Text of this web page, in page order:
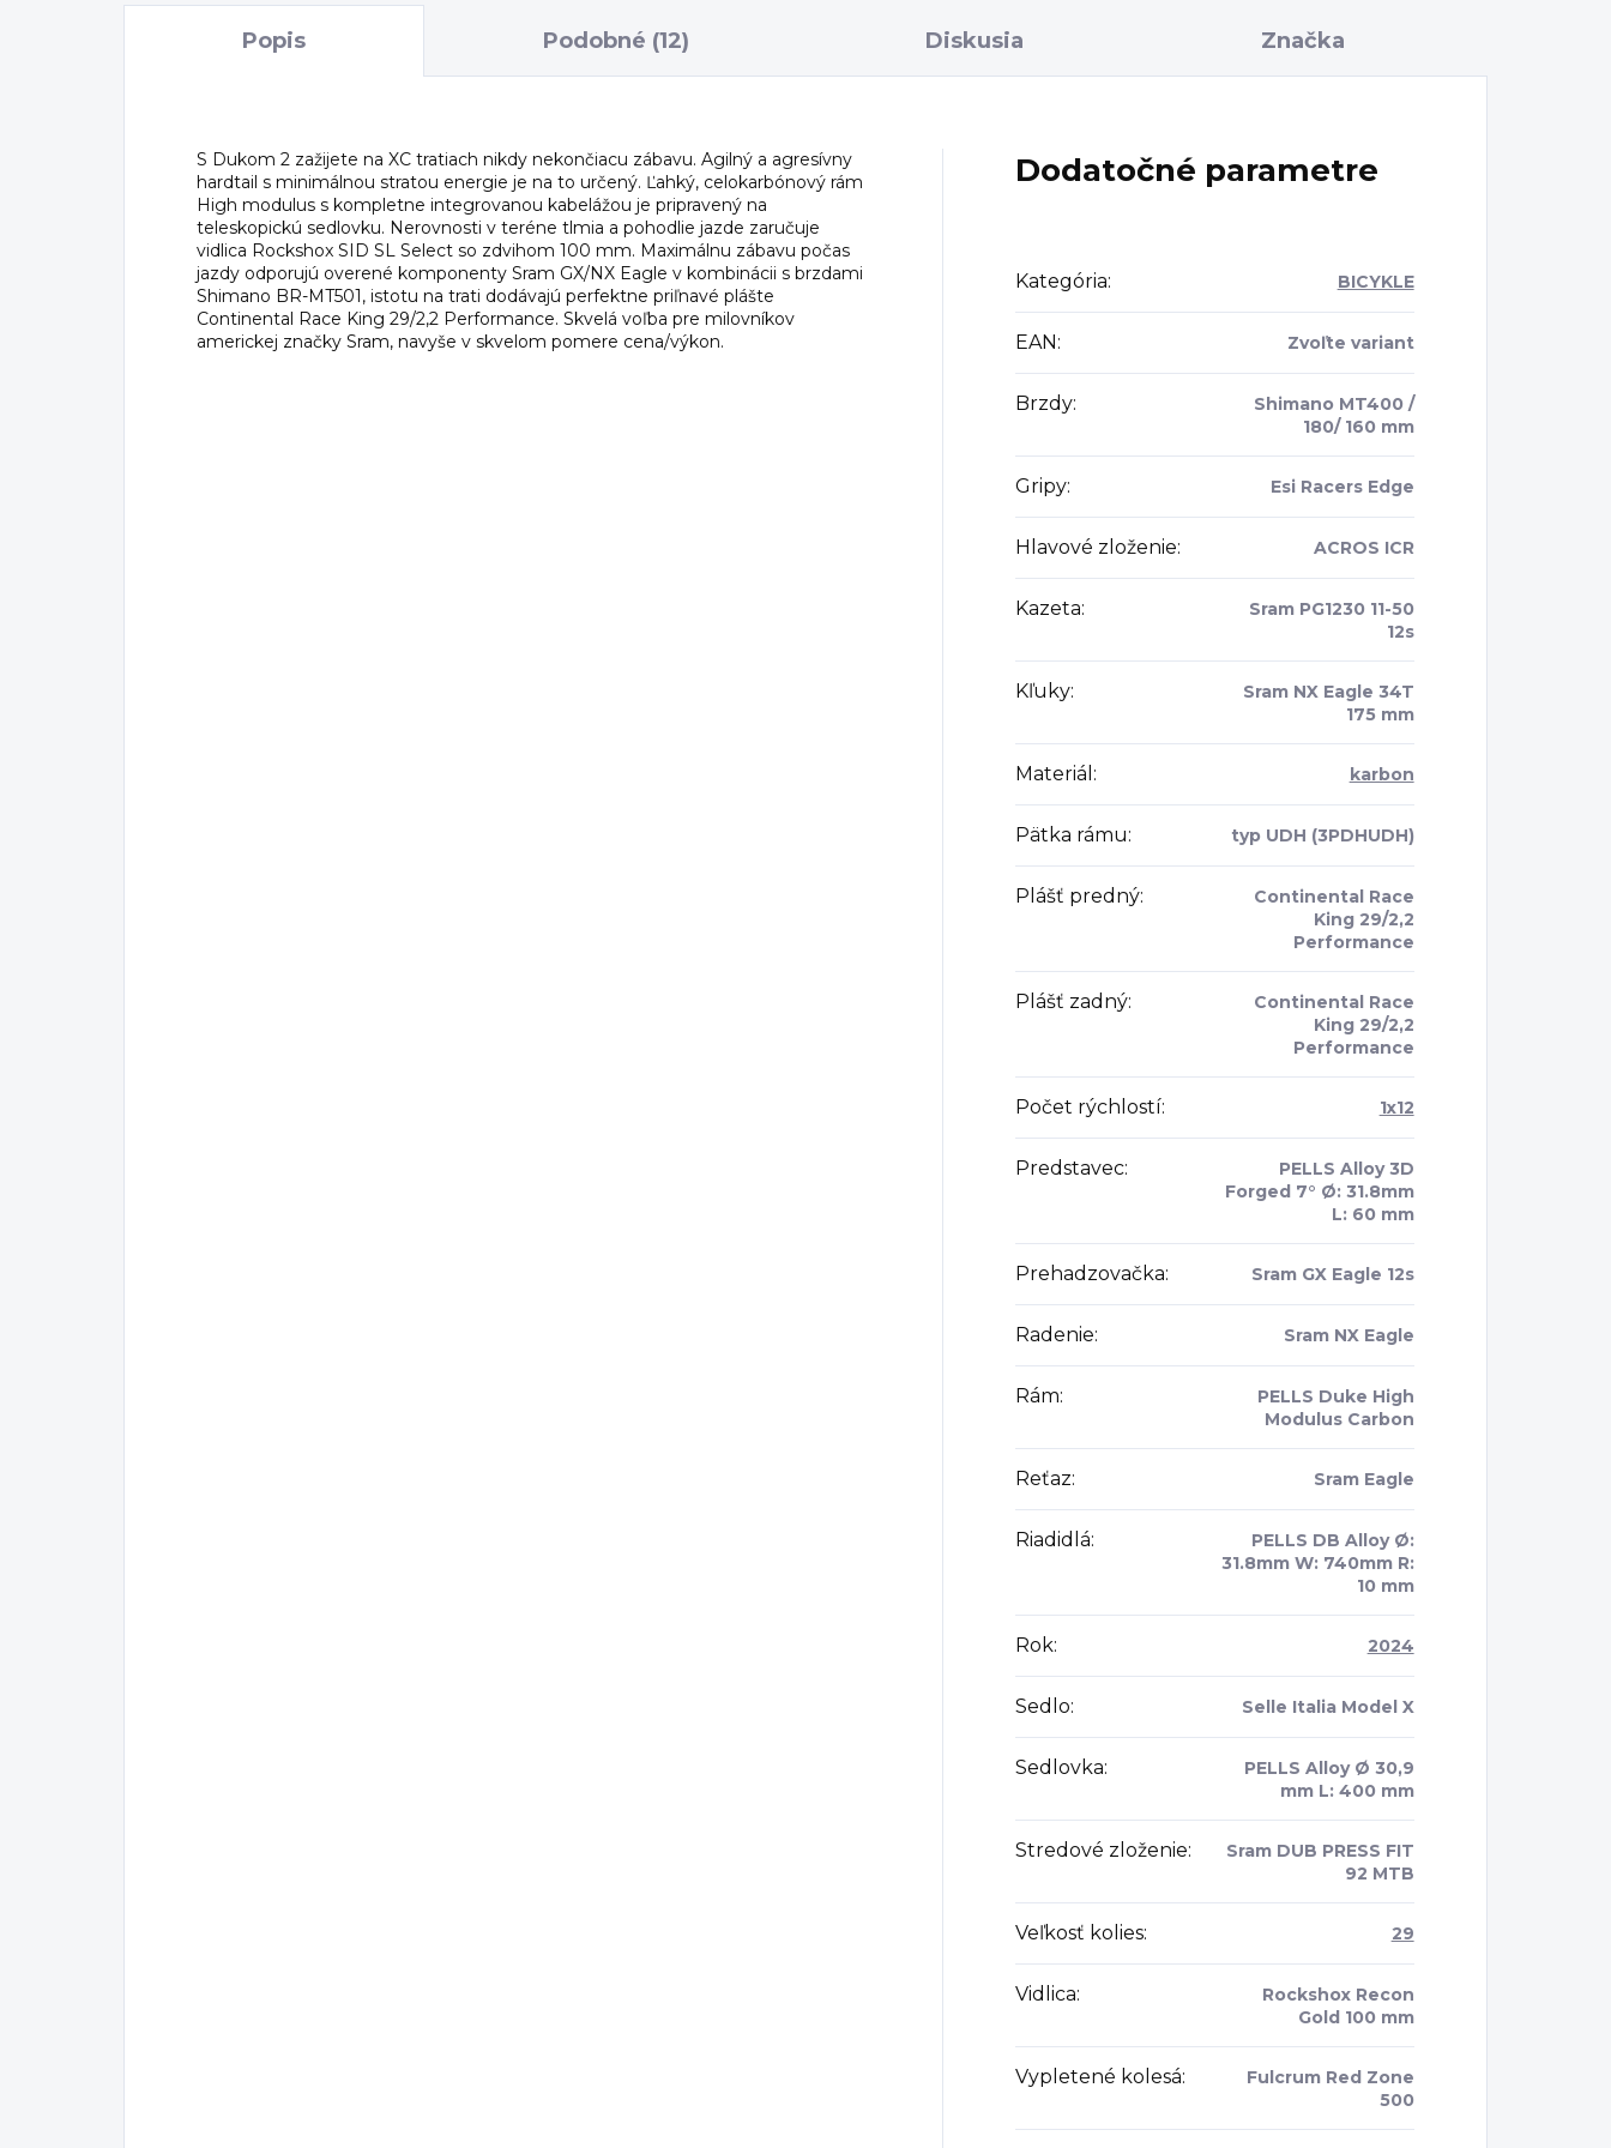
Popis Podobné (12) Diskusia Značka
S Dukom 2 zažijete na XC tratiach nikdy nekončiacu zábavu. Agilný a agresívny
hardtail s minimálnou stratou energie je na to určený. Ľahký, celokarbónový rám
High modulus s kompletne integrovanou kabelážou je pripravený na
teleskopickú sedlovku. Nerovnosti v teréne tlmia a pohodlie jazde zaručuje
vidlica Rockshox SID SL Select so zdvihom 100 mm. Maximálnu zábavu počas
jazdy odporujú overené komponenty Sram GX/NX Eagle v kombinácii s brzdami
Shimano BR-MT501, istotu na trati dodávajú perfektne priľnavé plášte
Continental Race King 29/2,2 Performance. Skvelá voľba pre milovníkov
americkej značky Sram, navyše v skvelom pomere cena/výkon.
Dodatočné parametre
Kategória: BICYKLE
EAN : Zvoľte variant
Brzdy:
Shimano MT400 /
180/ 160 mm
Gripy: Esi Racers Edge
Hlavové zloženie: ACROS ICR
Kazeta:
Sram PG1230 11-50
12s
Kľuky:
Sram NX Eagle 34T
175 mm
Materiál : karbon
Pätka rámu: typ UDH (3PDHUDH)
Plášť predný:
Continental Race
King 29/2,2
Performance
Plášť zadný:
Continental Race
King 29/2,2
Performance
Počet rýchlostí: 1x12
Predstavec:
PELLS Alloy 3D
Forged 7° Ø: 31.8mm
L: 60 mm
Prehadzovačka: Sram GX Eagle 12s
Radenie: Sram NX Eagle
Rám:
PELLS Duke High
Modulus Carbon
Reťaz: Sram Eagle
Riadidlá:
PELLS DB Alloy Ø:
31.8mm W: 740mm R:
10 mm
Rok: 2024
Sedlo: Selle Italia Model X
Sedlovka:
PELLS Alloy Ø 30,9
mm L: 400 mm
Stredové zloženie:
Sram DUB PRESS FIT
92 MTB
Veľkosť kolies: 29
Vidlica:
Rockshox Recon
Gold 100 mm
Vypletené kolesá:
Fulcrum Red Zone
500